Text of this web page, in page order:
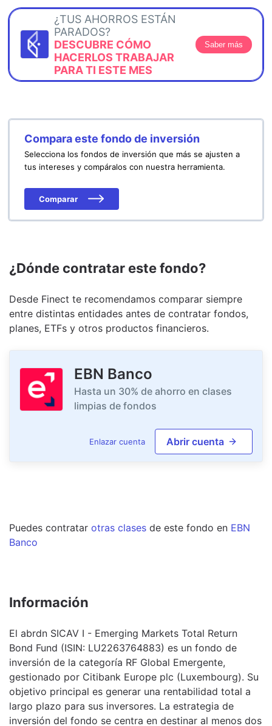
¿TUS AHORROS ESTÁN
PARADOS?
DESCUBRE CÓMO
HACERLOS TRABAJAR
PARA TI ESTE MES
Saber más
Compara este fondo de inversión
Selecciona los fondos de inversión que más se ajusten a
tus intereses y compáralos con nuestra herramienta.
Comparar
¿Dónde contratar este fondo?
Desde Finect te recomendamos comparar siempre
entre distintas entidades antes de contratar fondos,
planes, ETFs y otros productos financieros.
EBN Banco
Hasta un 30% de ahorro en clases
limpias de fondos
Enlazar cuenta Abrir cuenta
Puedes contratar otras clases de este fondo en EBN
Banco
Información
El abrdn SICAV I - Emerging Markets Total Return
Bond Fund (ISIN: LU2263764883) es un fondo de
inversión de la categoría RF Global Emergente,
gestionado por Citibank Europe plc (Luxembourg). Su
objetivo principal es generar una rentabilidad total a
largo plazo para sus inversores. La estrategia de
inversión del fondo se centra en destinar al menos dos